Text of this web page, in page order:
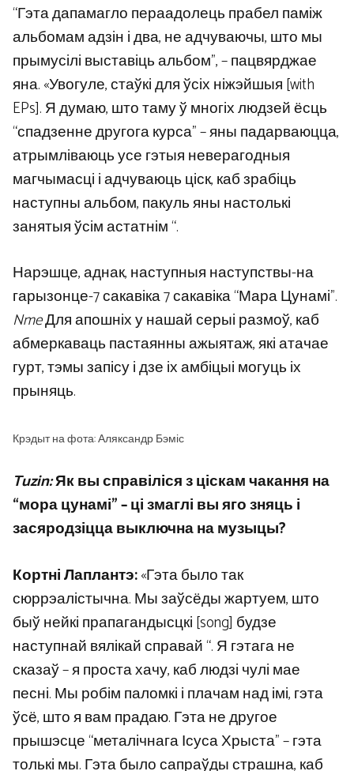
“Гэта дапамагло пераадолець прабел паміж
альбомам адзін і два, не адчуваючы, што мы
прымусілі выставіць альбом”, – пацвярджае
яна. «Увогуле, стаўкі для ўсіх ніжэйшыя [with
EPs]. Я думаю, што таму ў многіх людзей ёсць
“спадзенне другога курса” – яны падарваюцца,
атрымліваюць усе гэтыя неверагодныя
магчымасці і адчуваюць ціск, каб зрабіць
наступны альбом, пакуль яны настолькі
занятыя ўсім астатнім “.
Нарэшце, аднак, наступныя наступствы-на
гарызонце-7 сакавіка 7 сакавіка “Мара Цунамі”.
NmeДля апошніх у нашай серыі размоў, каб
абмеркаваць пастаянны ажыятаж, які атачае
гурт, тэмы запісу і дзе іх амбіцыі могуць іх
прыняць.
Крэдыт на фота: Аляксандр Бэміс
Tuzin:Як вы справіліся з ціскам чакання на
“мора цунамі” – ці змаглі вы яго зняць і
засяродзіцца выключна на музыцы?
Кортні Лаплантэ:«Гэта было так
сюррэалістычна. Мы заўсёды жартуем, што
быў нейкі прапагандысцкі [song] будзе
наступнай вялікай справай “. Я гэтага не
сказаў – я проста хачу, каб людзі чулі мае
песні. Мы робім паломкі і плачам над імі, гэта
ўсё, што я вам прадаю. Гэта не другое
прышэсце “металічнага Ісуса Хрыста” – гэта
толькі мы. Гэта было сапраўды страшна, каб